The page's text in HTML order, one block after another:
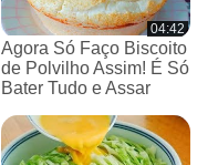
04:42
Agora Só Faço Biscoito
de Polvilho Assim! É Só
Bater Tudo e Assar